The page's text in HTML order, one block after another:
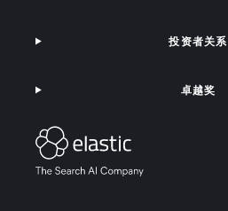
投资者关系
卓越奖